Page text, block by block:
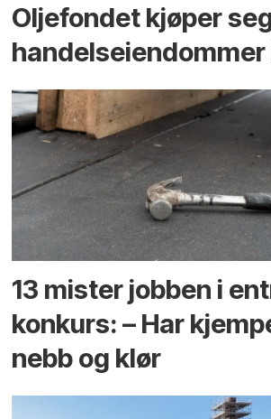
Oljefondet kjøper
handels­eiendommer
13 mister jobben i
konkurs: – Har
nebb og klør